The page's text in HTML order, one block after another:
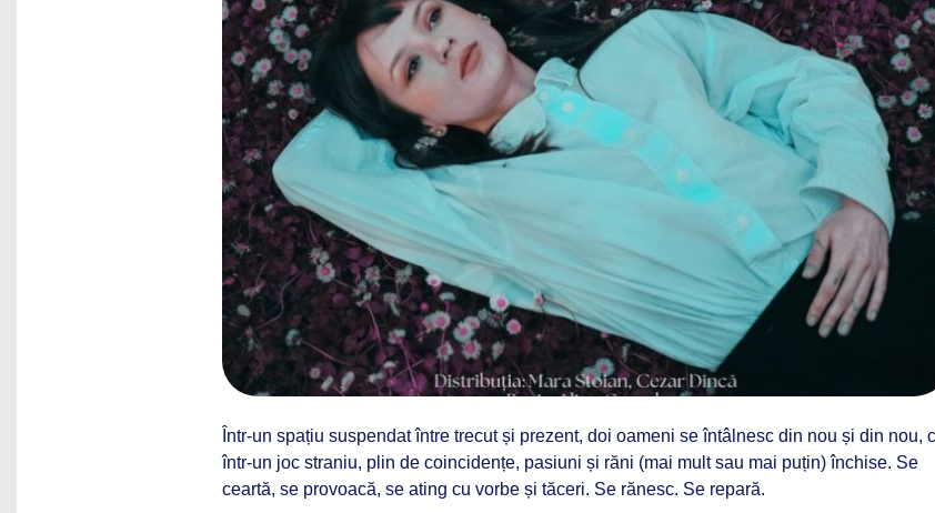
Într-un spațiu suspendat între trecut și prezent, doi oameni se întâlnesc din nou și din nou,
într-un joc straniu, plin de coincidențe, pasiuni și răni (mai mult sau mai puțin) închise. Se
ceartă, se provoacă, se ating cu vorbe și tăceri. Se rănesc. Se repară.